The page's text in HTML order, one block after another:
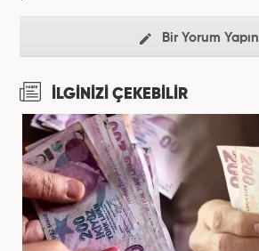
Bir Yorum Yapın
İLGİNİZİ ÇEKEBİLİR